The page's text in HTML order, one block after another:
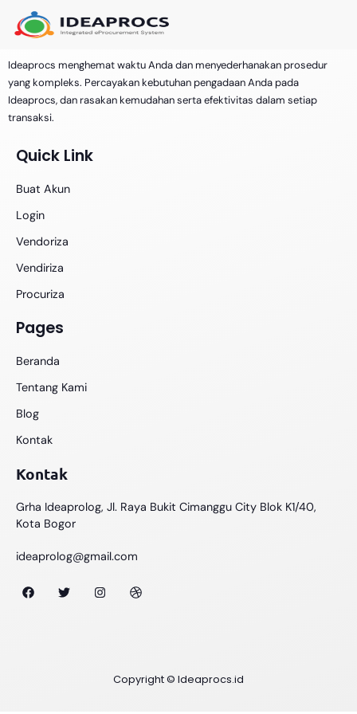
Ideaprocs menghemat waktu Anda dan menyederhanakan prosedur
yang kompleks. Percayakan kebutuhan pengadaan Anda pada
Ideaprocs, dan rasakan kemudahan serta efektivitas dalam setiap
transaksi.
Quick Link
Buat Akun
Login
Vendoriza
Vendiriza
Procuriza
Pages
Beranda
Tentang Kami
Blog
Kontak
Kontak
Grha Ideaprolog, Jl. Raya Bukit Cimanggu City Blok K1/40,
Kota Bogor
ideaprolog@gmail.com
Copyright © Ideaprocs.id